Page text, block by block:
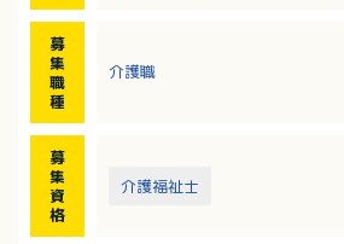
募
集
職
種
介護職
募
集
資
格
介護福祉士